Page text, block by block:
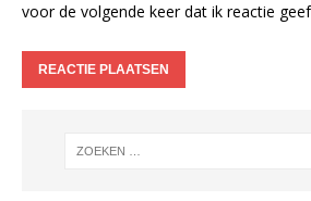
voor de volgende keer dat ik reactie